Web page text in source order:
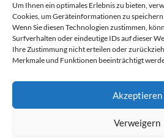
Um Ihnen ein optimales Erlebnis zu bieten,
Cookies, um Geräteinformationen zu
Wenn Sie diesen Technologien zustimmen,
Surfverhalten oder eindeutige IDs auf dieser
Ihre Zustimmung nicht erteilen oder
Merkmale und Funktionen beeinträchtigt
Akzeptieren
Verweigern
Popular Free
LATEST